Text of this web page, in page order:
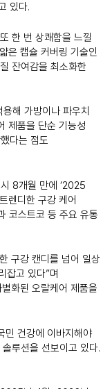
있다.
한 번 상쾌함을 느낄
은 캡슐 커버링 기술인
잔여감을 최소화한
해 가방이나 파우치
제품을 단순 기능성
다는 점도
8개월 만에 ‘2025
렌디한 구강 케어
코스트코 등 주요 유통
구강 캔디를 넘어 일상
잡고 있다”며
화된 오랄케어 제품을
민 건강에 이바지해야
루션을 선보이고 있다.